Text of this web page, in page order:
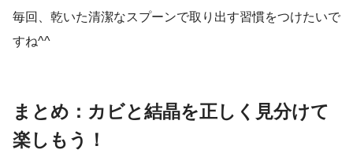
毎回、乾いた清潔なスプーンで取り出す習慣をつけたいで
すね^^
まとめ：カビと結晶を正しく見分けて
楽しもう！